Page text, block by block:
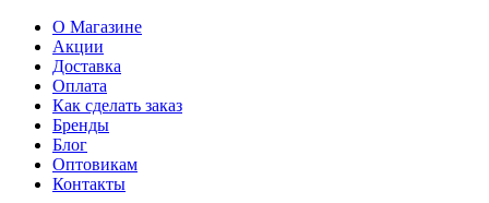
О Магазине
Акции
Доставка
Оплата
Как сделать заказ
Бренды
Блог
Оптовикам
Контакты